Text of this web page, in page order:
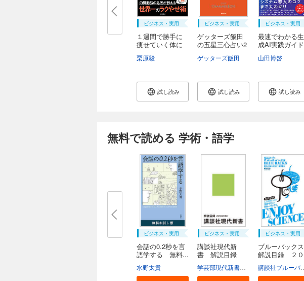
ビジネス・実用
１週間で勝手に
痩せていく体に
栗原毅
試し読み
ビジネス・実用
ゲッターズ飯田
の五星三心占い2
ゲッターズ飯田
試し読み
ビジネス・実用
最速でわかる生
成AI実践ガイド
山田博啓
試し読み
無料で読める 学術・語学
ビジネス・実用
会話の0.2秒を言
語学する 無料...
水野太貴
ビジネス・実用
講談社現代新
書 解説目録
ビジネス・実用
ブルーバックス
解説目録 ２０
講談社ブルーバックス